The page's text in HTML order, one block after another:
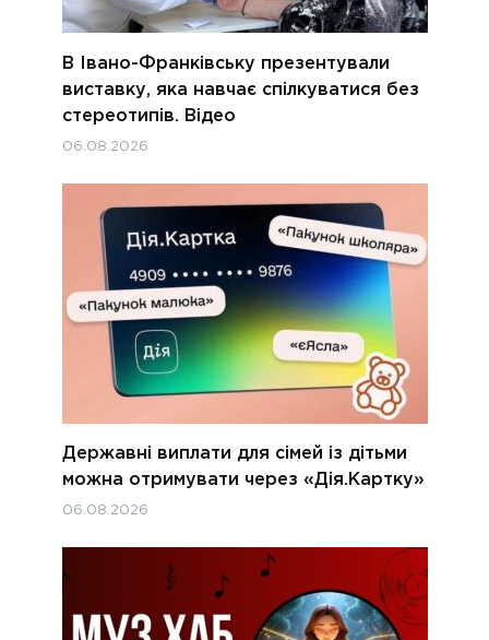
В Івано-Франківську презентували
виставку, яка навчає спілкуватися без
стереотипів. Відео
06.08.2026
Державні виплати для сімей із дітьми
можна отримувати через «Дія.Картку»
06.08.2026